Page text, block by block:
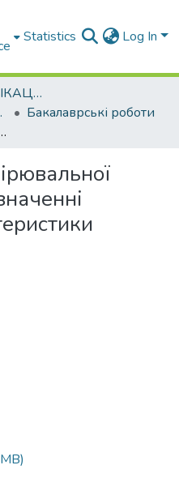
Statistics Log In
ВИПУСКНІ КВАЛІФІКАЦІЙНІ РОБОТИ
Бакалаврські роботи
характеристики каналу тиску